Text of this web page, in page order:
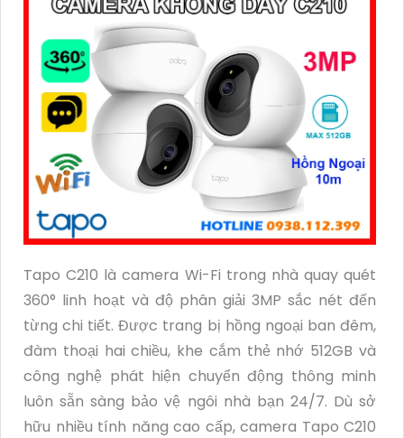
Tapo C210 là camera Wi-Fi trong nhà quay quét
360° linh hoạt và độ phân giải 3MP sắc nét đến
từng chi tiết. Được trang bị hồng ngoại ban đêm,
đàm thoại hai chiều, khe cắm thẻ nhớ 512GB và
công nghệ phát hiện chuyển động thông minh
luôn sẵn sàng bảo vệ ngôi nhà bạn 24/7. Dù sở
hữu nhiều tính năng cao cấp, camera Tapo C210